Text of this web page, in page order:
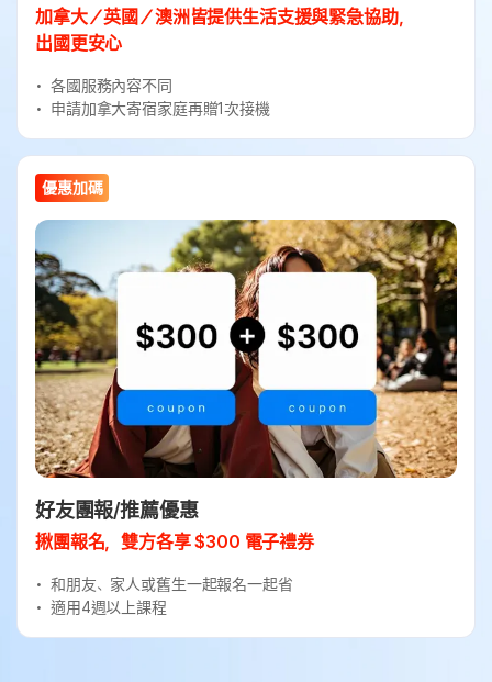
加拿大／英國／澳洲皆提供生活支援與緊急協助，
出國更安心
各國服務內容不同
申請加拿大寄宿家庭再贈1次接機
優惠加碼
好友團報/推薦優惠
揪團報名，雙方各享 $300 電子禮券
和朋友、家人或舊生一起報名一起省
適用4週以上課程